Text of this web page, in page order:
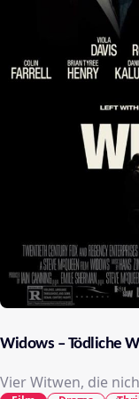
Widows – Tödliche
Vier Witwen, die